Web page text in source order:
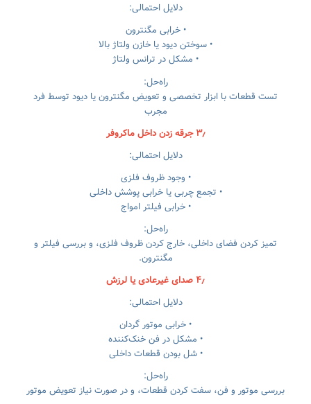
دلایل احتمالی:
• خرابی مگنترون
• سوختن دیود یا خازن ولتاژ بالا
• مشکل در ترانس ولتاژ
راه‌حل:
تست قطعات با ابزار تخصصی و تعویض مگنترون یا دیود توسط فرد
مجرب
۳٫ جرقه زدن داخل ماکروفر
دلایل احتمالی:
• وجود ظروف فلزی
• تجمع چربی یا خرابی پوشش داخلی
• خرابی فیلتر امواج
راه‌حل:
تمیز کردن فضای داخلی، خارج کردن ظروف فلزی، و بررسی فیلتر و
مگنترون.
۴٫ صدای غیرعادی یا لرزش
دلایل احتمالی:
• خرابی موتور گردان
• مشکل در فن خنک‌کننده
• شل بودن قطعات داخلی
راه‌حل:
بررسی موتور و فن، سفت کردن قطعات، و در صورت نیاز تعویض موتور